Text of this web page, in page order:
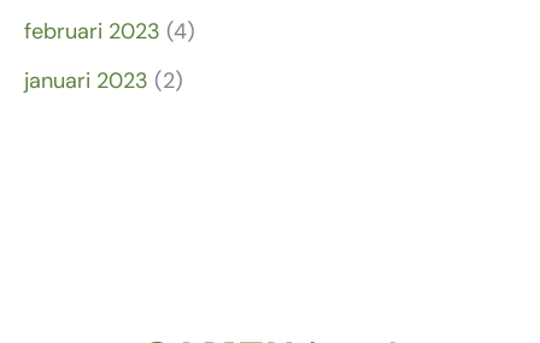
februari 2023 (4)
januari 2023 (2)